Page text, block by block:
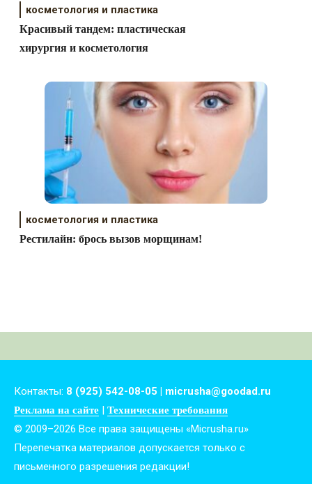
косметология и пластика
Красивый тандем: пластическая
хирургия и косметология
косметология и пластика
Рестилайн: брось вызов морщинам!
Контакты: 8 (925) 542-08-05 | micrusha@goodad.ru
Реклама на сайте | Технические требования
© 2009–2026 Все права защищены «Micrusha.ru»
Перепечатка материалов допускается только с
письменного разрешения редакции!